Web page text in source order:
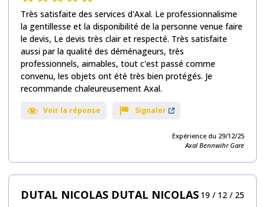
de
5,0
sur
10
avis
Très satisfaite des services d'Axal. Le professionnalisme
la gentillesse et la disponibilité de la personne venue faire
le devis, Le devis très clair et respecté. Très satisfaite
aussi par la qualité des déménageurs, très
professionnels, aimables, tout c'est passé comme
convenu, les objets ont été très bien protégés. Je
recommande chaleureusement Axal.
Voir la réponse Signaler
Expérience du 29/12/25
Axal Bennwihr Gare
DUTAL NICOLAS DUTAL NICOLAS 19 / 12 / 25